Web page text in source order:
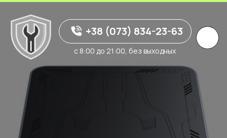
+38 (073) 834-23-63
с 8:00 до 21:00, без выходных